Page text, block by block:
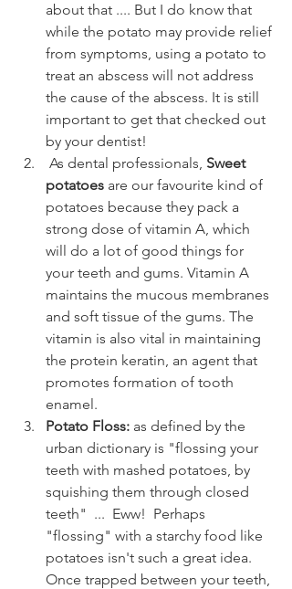
about that .... But I do know that
while the potato may provide relief
from symptoms, using a potato to
treat an abscess will not address
the cause of the abscess. It is still
important to get that checked out
by your dentist!
As dental professionals, Sweet
potatoes are our favourite kind of
potatoes because they pack a
strong dose of vitamin A, which
will do a lot of good things for
your teeth and gums. Vitamin A
maintains the mucous membranes
and soft tissue of the gums. The
vitamin is also vital in maintaining
the protein keratin, an agent that
promotes formation of tooth
enamel.
Potato Floss: as defined by the
urban dictionary is "flossing your
teeth with mashed potatoes, by
squishing them through closed
teeth"  ...  Eww!  Perhaps
"flossing" with a starchy food like
potatoes isn't such a great idea.
Once trapped between your teeth,